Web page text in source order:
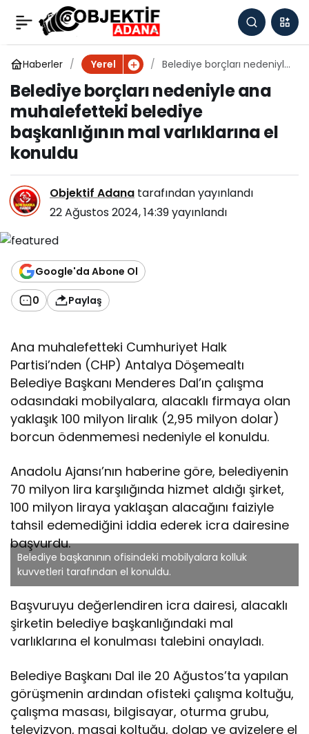
Haberler Yerel
Belediye borçları nedeniyle
belediye başkanlığının mal
varlıklarına el konuldu
Belediye borçları nedeniyle ana
muhalefetteki belediye
başkanlığının mal varlıklarına el
konuldu
Objektif Adana tarafından yayınlandı
22 Ağustos 2024, 14:39yayınlandı
Google'da Abone Ol
0 Paylaş
Ana muhalefetteki Cumhuriyet Halk
Partisi’nden (CHP) Antalya Döşemealtı
Belediye Başkanı Menderes Dal’ın çalışma
odasındaki mobilyalara, alacaklı firmaya olan
yaklaşık 100 milyon liralık (2,95 milyon dolar)
borcun ödenmemesi nedeniyle el konuldu.
Anadolu Ajansı’nın haberine göre, belediyenin
70 milyon lira karşılığında hizmet aldığı şirket,
100 milyon liraya yaklaşan alacağını faiziyle
tahsil edemediğini iddia ederek icra dairesine
başvurdu.
Belediye başkanının ofisindeki mobilyalara kolluk
kuvvetleri tarafından el konuldu.
Başvuruyu değerlendiren icra dairesi, alacaklı
şirketin belediye başkanlığındaki mal
varlıklarına el konulması talebini onayladı.
Belediye Başkanı Dal ile 20 Ağustos’ta yapılan
görüşmenin ardından ofisteki çalışma koltuğu,
çalışma masası, bilgisayar, oturma grubu,
televizyon, masaj koltuğu, dolap ve avizelere el
Belediye borçları
nedeniyle ana
muhalefetteki belediye
başkanlığının mal
varlıklarına el konuldu